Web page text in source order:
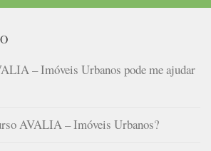
– Imóveis Urbanos pode me ajudar
AVALIA – Imóveis Urbanos?